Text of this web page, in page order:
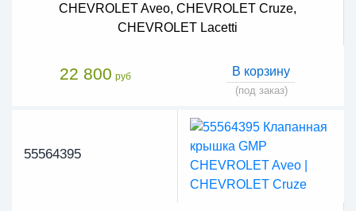
CHEVROLET Aveo, CHEVROLET Cruze,
CHEVROLET Lacetti
22 800 руб В корзину
(под заказ)
55564395